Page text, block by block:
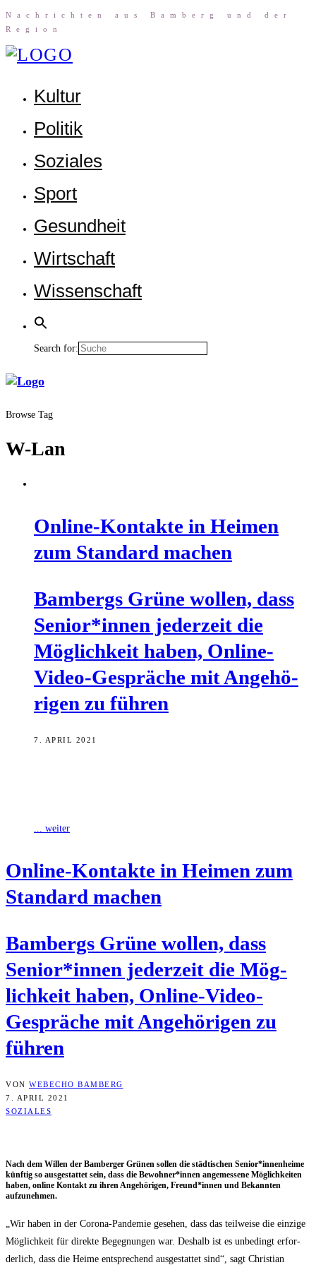
Nach­rich­ten aus Bam­berg und der
Region
Kul­tur
Poli­tik
Sozia­les
Sport
Gesund­heit
Wirt­schaft
Wis­sen­schaft
Search for:
Browse Tag
W-Lan
Online-Kon­tak­te in Hei­men
zum Stan­dard machen
Bam­bergs Grü­ne wol­len, dass
Senior*innen jeder­zeit die
Mög­lich­keit haben, Online-
Video-Gesprä­che mit Ange­hö­
ri­gen zu führen
7. APRIL 2021
... weiter
Online-Kon­tak­te in Hei­men zum
Stan­dard machen
Bam­bergs Grü­ne wol­len, dass
Senior*innen jeder­zeit die Mög­
lich­keit haben, Online-Video-
Gesprä­che mit Ange­hö­ri­gen zu
führen
VON WEBECHO BAMBERG
7. APRIL 2021
SOZIALES
Nach dem Wil­len der Bam­ber­ger Grü­nen sol­len die städ­ti­schen Senior*innenheime
künf­tig so aus­ge­stat­tet sein, dass die Bewohner*innen ange­mes­se­ne Mög­lich­kei­ten
haben, online Kon­takt zu ihren Ange­hö­ri­gen, Freund*innen und Bekann­ten
aufzunehmen.
„Wir haben in der Coro­na-Pan­de­mie gese­hen, dass das teil­wei­se die ein­zi­ge
Mög­lich­keit für direk­te Begeg­nun­gen war. Des­halb ist es unbe­dingt erfor­
der­lich, dass die Hei­me ent­spre­chend aus­ge­stat­tet sind“, sagt Chris­ti­an